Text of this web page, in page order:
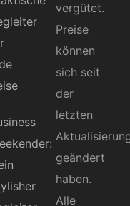
vergütet.
Preise
können
sich seit
der
letzten
geändert
haben.
Alle